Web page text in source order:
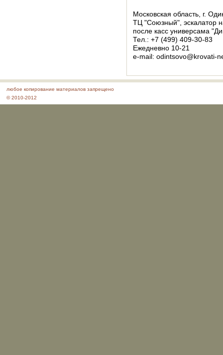
Московская область, г.
ТЦ "Союзный", эскалатор
после касс универсама
Тел.: +7 (499) 409-30-83
Ежедневно 10-21
e-mail: odintsovo@krovati-
любое копирование материалов запрещено
© 2010-2012